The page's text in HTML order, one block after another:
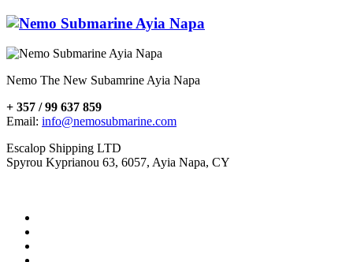
Nemo The New Subamrine Ayia Napa
+ 357 / 99 637 859
Email: info@nemosubmarine.com
Escalop Shipping LTD
Spyrou Kyprianou 63, 6057, Ayia Napa, CY